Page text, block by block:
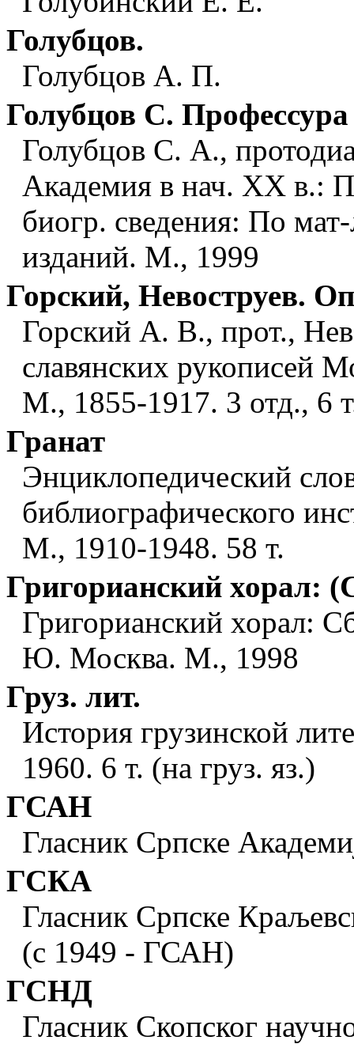
Голубцов.
Голубцов А. П.
Голубцов С.
Голубцов С. А.,
Академия в нач. ХХ в.:
биогр. сведения: По
изданий. М., 1999
Горский, Невоструев.
Горский А. В., прот.,
славянских рукописей
М., 1855-1917. 3 отд., 6
Гранат
Энциклопедический
библиографического
М., 1910-1948. 58 т.
Григорианский хорал:
Григорианский хорал:
Ю. Москва. М., 1998
Груз. лит.
История грузинской
1960. 6 т. (на груз. яз.)
ГСАН
Гласник Српске
ГСКА
Гласник Српске
(с 1949 - ГСАН)
ГСНД
Гласник Скопског